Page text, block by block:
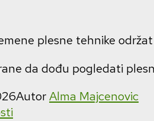
plesne tehnike održat
da dođu pogledati
AutorAlma Majcenovic